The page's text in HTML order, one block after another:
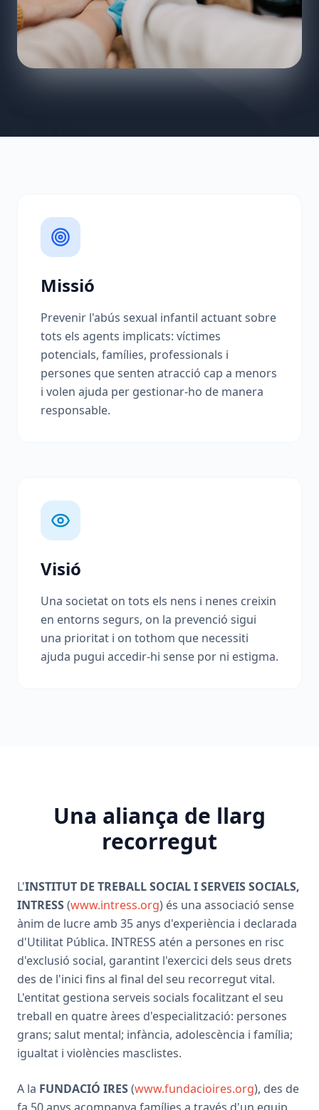
Missió
Prevenir l'abús sexual infantil actuant sobre
tots els agents implicats: víctimes
potencials, famílies, professionals i
persones que senten atracció cap a menors
i volen ajuda per gestionar-ho de manera
responsable.
Visió
Una societat on tots els nens i nenes creixin
en entorns segurs, on la prevenció sigui
una prioritat i on tothom que necessiti
ajuda pugui accedir-hi sense por ni estigma.
Una aliança de llarg
recorregut
L'INSTITUT DE TREBALL SOCIAL I SERVEIS SOCIALS,
INTRESS(www.intress.org) és una associació sense
ànim de lucre amb 35 anys d'experiència i declarada
d'Utilitat Pública. INTRESS atén a persones en risc
d'exclusió social, garantint l'exercici dels seus drets
des de l'inici fins al final del seu recorregut vital.
L'entitat gestiona serveis socials focalitzant el seu
treball en quatre àrees d'especialització: persones
grans; salut mental; infància, adolescència i família;
igualtat i violències masclistes.
A la FUNDACIÓ IRES(www.fundacioires.org), des de